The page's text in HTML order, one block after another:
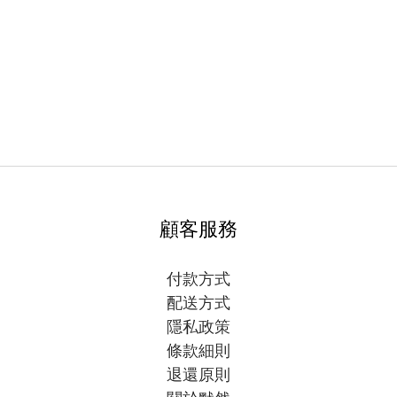
顧客服務
付款方式
配送方式
隱私政策
條款細則
退還原則